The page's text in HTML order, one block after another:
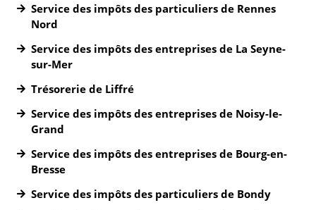
Service des impôts des particuliers de Rennes
Nord
Service des impôts des entreprises de La Seyne-
sur-Mer
Trésorerie de Liffré
Service des impôts des entreprises de Noisy-le-
Grand
Service des impôts des entreprises de Bourg-en-
Bresse
Service des impôts des particuliers de Bondy